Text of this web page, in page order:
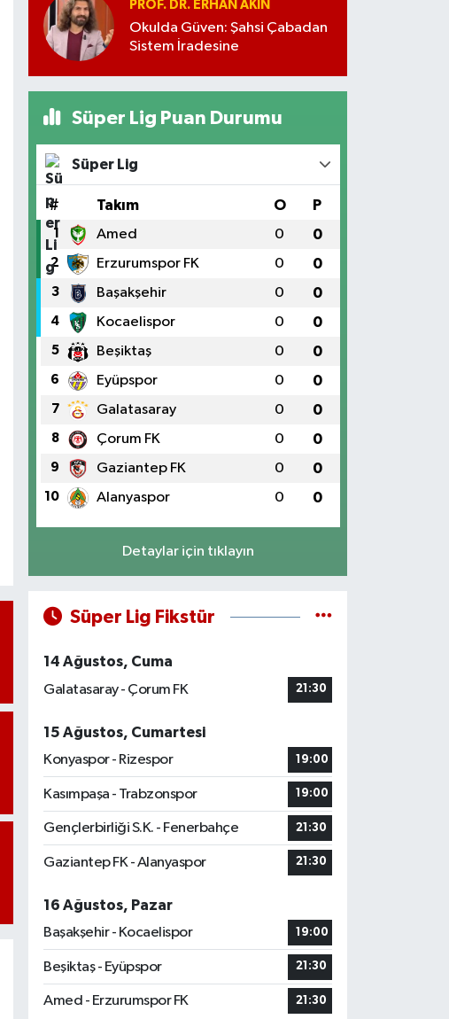
PROF. DR. ERHAN AKIN
Okulda Güven: Şahsi Çabadan
Sistem İradesine
Süper Lig Puan Durumu
Süper Lig
# Takım O P
1 Amed 0 0
2 Erzurumspor FK 0 0
3 Başakşehir 0 0
4 Kocaelispor 0 0
5 Beşiktaş 0 0
6 Eyüpspor 0 0
7 Galatasaray 0 0
8 Çorum FK 0 0
9 Gaziantep FK 0 0
10 Alanyaspor 0 0
Detaylar için tıklayın
Süper Lig Fikstür
14 Ağustos, Cuma
Galatasaray - Çorum FK
21:30
15 Ağustos, Cumartesi
Konyaspor - Rizespor
19:00
Kasımpaşa - Trabzonspor 19:00
Gençlerbirliği S.K. - Fenerbahçe 21:30
Gaziantep FK - Alanyaspor 21:30
16 Ağustos, Pazar
Başakşehir - Kocaelispor
19:00
Beşiktaş - Eyüpspor 21:30
Amed - Erzurumspor FK 21:30